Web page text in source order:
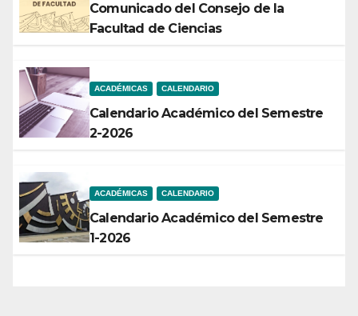
Comunicado del Consejo de la
Facultad de Ciencias
ACADÉMICAS CALENDARIO
Calendario Académico del Semestre
2-2026
ACADÉMICAS CALENDARIO
Calendario Académico del Semestre
1-2026